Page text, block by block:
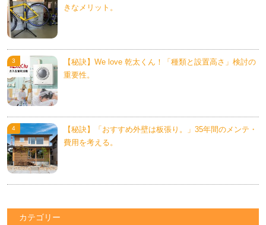
きなメリット。
【秘訣】We love 乾太くん！「種類と設置高さ」検討の
重要性。
【秘訣】「おすすめ外壁は板張り。」35年間のメンテ・
費用を考える。
カテゴリー